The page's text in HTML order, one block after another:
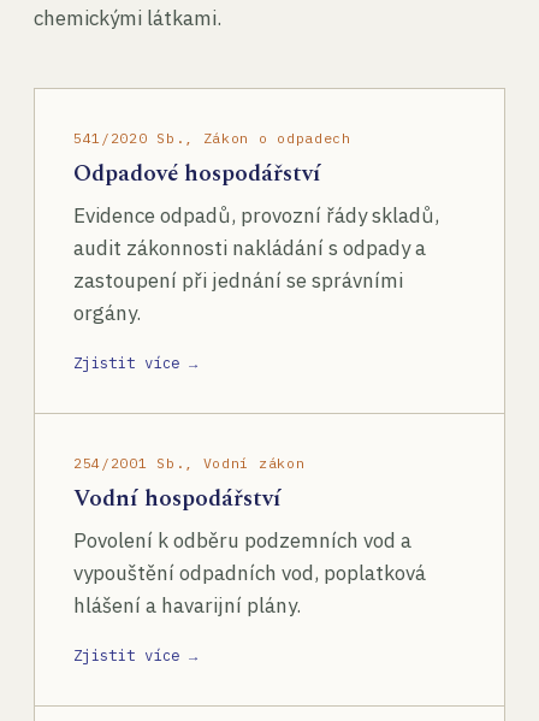
chemickými látkami.
541/2020 Sb., Zákon o odpadech
Odpadové hospodářství
Evidence odpadů, provozní řády skladů,
audit zákonnosti nakládání s odpady a
zastoupení při jednání se správními
orgány.
Zjistit více →
254/2001 Sb., Vodní zákon
Vodní hospodářství
Povolení k odběru podzemních vod a
vypouštění odpadních vod, poplatková
hlášení a havarijní plány.
Zjistit více →